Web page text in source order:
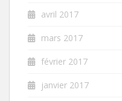
avril 2017
mars 2017
février 2017
janvier 2017